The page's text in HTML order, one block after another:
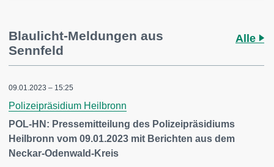
Blaulicht-Meldungen aus
Sennfeld
Alle
09.01.2023 – 15:25
Polizeipräsidium Heilbronn
POL-HN: Pressemitteilung des Polizeipräsidiums
Heilbronn vom 09.01.2023 mit Berichten aus dem
Neckar-Odenwald-Kreis